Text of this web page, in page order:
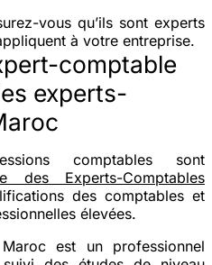
vous qu’ils sont experts
à votre entreprise.
comptable
experts-
comptables sont
des Experts-Comptables
des comptables et
élevées.
est un professionnel